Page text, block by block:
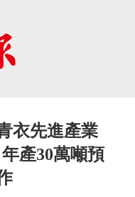
衣先進產業
產30萬噸預